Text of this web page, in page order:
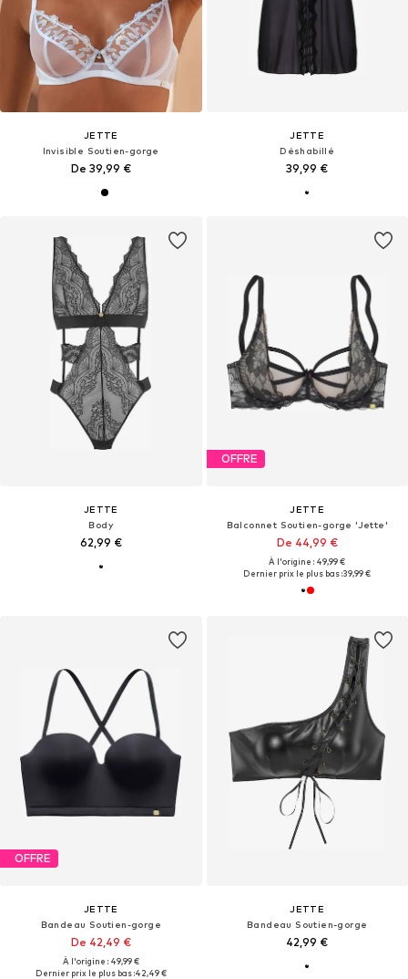
JETTE
Invisible Soutien-gorge
De 39,99 €
JETTE
Déshabillé
39,99 €
JETTE
Body
62,99 €
OFFRE
JETTE
Balconnet Soutien-gorge 'Jette'
De 44,99 €
À l'origine : 49,99 €
Dernier prix le plus bas :39,99 €
OFFRE
JETTE
Bandeau Soutien-gorge
De 42,49 €
À l'origine : 49,99 €
Dernier prix le plus bas :42,49 €
JETTE
Bandeau Soutien-gorge
42,99 €